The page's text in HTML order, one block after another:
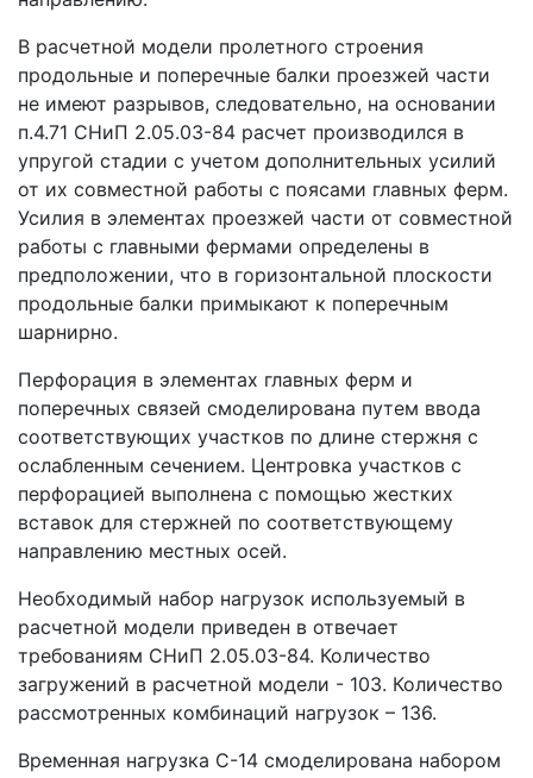
В расчетной модели пролетного строения
продольные и поперечные балки проезжей части
не имеют разрывов, следовательно, на основании
п.4.71 СНиП 2.05.03-84 расчет производился в
упругой стадии с учетом дополнительных усилий
от их совместной работы с поясами главных ферм.
Усилия в элементах проезжей части от совместной
работы с главными фермами определены в
предположении, что в горизонтальной плоскости
продольные балки примыкают к поперечным
шарнирно.
Перфорация в элементах главных ферм и
поперечных связей смоделирована путем ввода
соответствующих участков по длине стержня с
ослабленным сечением. Центровка участков с
перфорацией выполнена с помощью жестких
вставок для стержней по соответствующему
направлению местных осей.
Необходимый набор нагрузок используемый в
расчетной модели приведен в отвечает
требованиям СНиП 2.05.03-84. Количество
загружений в расчетной модели - 103. Количество
рассмотренных комбинаций нагрузок – 136.
Временная нагрузка С-14 смоделирована набором